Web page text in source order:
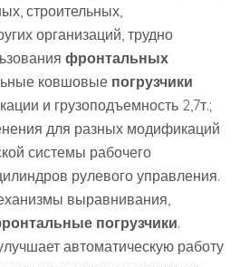
строительных,
организаций, трудно
фронтальных
ковшовые погрузчики
и грузоподъемность 2,7т.;
для разных модификаций
системы рабочего
рулевого управления.
выравнивания,
погрузчики.
автоматическую работу